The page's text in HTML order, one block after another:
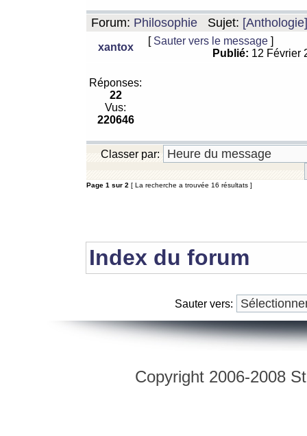
Forum: Philosophie Sujet:
xantox
[ Sauter vers le message ]
Publié: 12 Février
Réponses:
22
Vus:
220646
Classer par:
Page 1 sur 2 [ La recherche a trouvée 16 résultats ]
Index du forum
Sauter vers:
Copyright 2006-2008